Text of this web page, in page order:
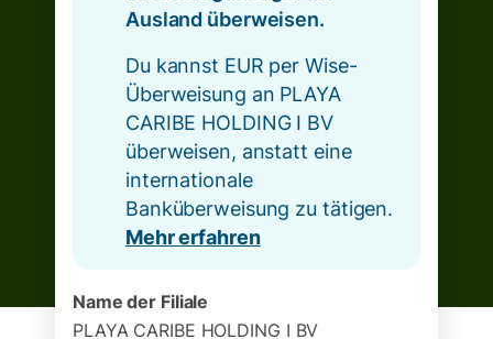
Ausland überweisen.
Du kannst EUR per Wise-
Überweisung an PLAYA
CARIBE HOLDING I BV
überweisen, anstatt eine
internationale
Banküberweisung zu tätigen.
Mehr erfahren
Name der Filiale
PLAYA CARIBE HOLDING I BV